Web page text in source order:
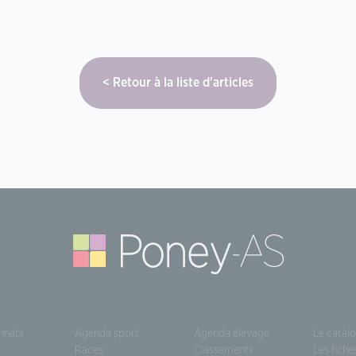
Retour à la liste d'articles
Agenda sport
Races
Agenda élevage
Classements
Le
Les